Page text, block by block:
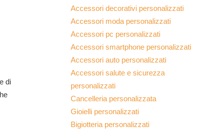
di
Accessori decorativi personalizzati
Accessori moda personalizzati
Accessori pc personalizzati
Accessori smartphone personalizzati
Accessori auto personalizzati
Accessori salute e sicurezza
personalizzati
Cancelleria personalizzata
Gioielli personalizzati
Bigiotteria personalizzati